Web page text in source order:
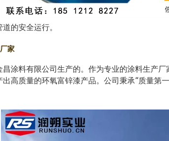
的安全运行。
家
涂料有限公司生产的。作为专业的涂料生产
高质量的环氧富锌漆产品。公司秉承“质量第